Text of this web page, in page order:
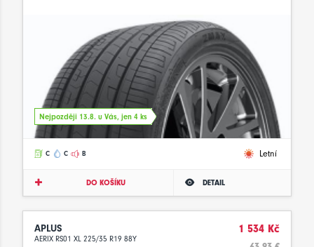
Nejpozději 13.8. u Vás, jen 4 ks
C C B Letní
DO KOŠÍKU DETAIL
APLUS
AERIX RS01 XL 225/35 R19 88Y
1 534 Kč